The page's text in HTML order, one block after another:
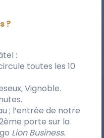
?
:
toutes les 10
Vignoble.
; l’entrée de notre
porte sur la
Lion Business.